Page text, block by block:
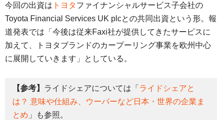
今回の出資は トヨタファイナンシャルサービス子会社の
Toyota Financial Services UK plcとの共同出資という形。報
道発表では「今後は従来Faxi社が提供してきたサービスに
加えて、トヨタブランドのカープーリング事業を欧州中心
に展開していきます」としている。
【参考】 ライドシェアについては「 ライドシェアと
は？ 意味や仕組み、ウーバーなど日本・世界の企業ま
とめ 」も参照。